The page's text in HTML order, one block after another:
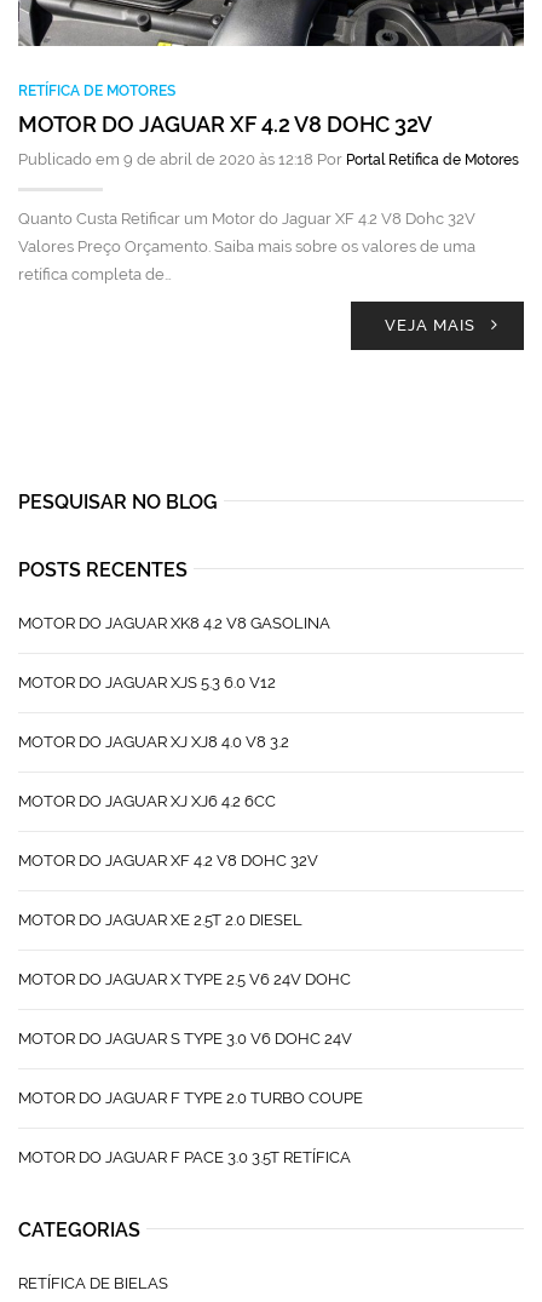
RETÍFICA DE MOTORES
MOTOR DO JAGUAR XF 4.2 V8 DOHC 32V
Publicado em 9 de abril de 2020 às 12:18 Por Portal Retífica de Motores
Quanto Custa Retificar um Motor do Jaguar XF 4.2 V8 Dohc 32V
Valores Preço Orçamento. Saiba mais sobre os valores de uma
retífica completa de…
VEJA MAIS
PESQUISAR NO BLOG
POSTS RECENTES
MOTOR DO JAGUAR XK8 4.2 V8 GASOLINA
MOTOR DO JAGUAR XJS 5.3 6.0 V12
MOTOR DO JAGUAR XJ XJ8 4.0 V8 3.2
MOTOR DO JAGUAR XJ XJ6 4.2 6CC
MOTOR DO JAGUAR XF 4.2 V8 DOHC 32V
MOTOR DO JAGUAR XE 2.5T 2.0 DIESEL
MOTOR DO JAGUAR X TYPE 2.5 V6 24V DOHC
MOTOR DO JAGUAR S TYPE 3.0 V6 DOHC 24V
MOTOR DO JAGUAR F TYPE 2.0 TURBO COUPE
MOTOR DO JAGUAR F PACE 3.0 3.5T RETÍFICA
CATEGORIAS
RETÍFICA DE BIELAS